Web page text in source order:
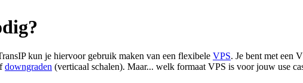
kun je hiervoor gebruik maken van een flexibele VPS. Je bent met een
downgraden (verticaal schalen). Maar... welk formaat VPS is voor jouw use